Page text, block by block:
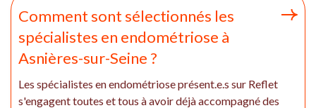
Comment sont sélectionnés les
spécialistes en endométriose à
Asnières-sur-Seine ?
Les spécialistes en endométriose présent.e.s sur Reflet
s'engagent toutes et tous à avoir déjà accompagné des